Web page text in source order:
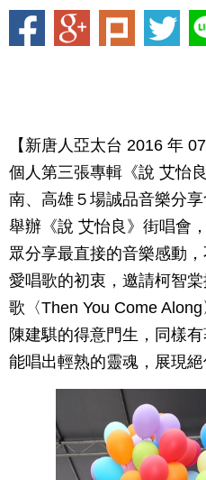
【新唐人亞太台 2016 年
個人第三張專輯《說 艾怡
南、高雄５場誠品音樂分
舉辦《說 艾怡良》街唱會
眾分享最直接的音樂感動
愛唱歌的初衷，邀請柯智
歌〈Then You Come
陳建騏的得意門生，同樣
能唱出輕熟的靈魂，展現絕